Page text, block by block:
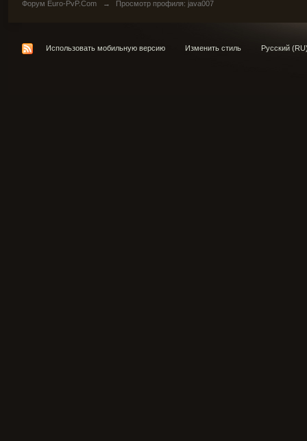
Форум Euro-PvP.Com → Просмотр профиля: java007
Использовать мобильную версию Изменить стиль Русский